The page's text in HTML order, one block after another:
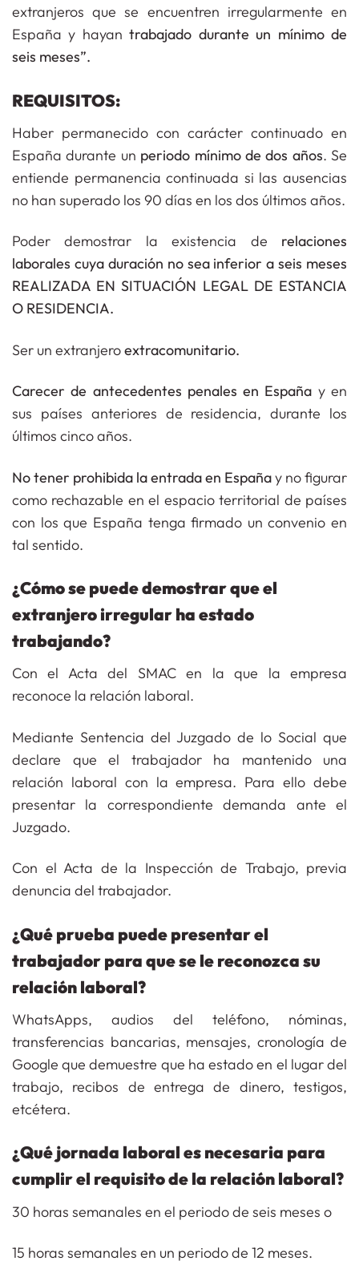
extranjeros que se encuentren irregularmente en
España y hayantrabajado durante un mínimo de
seis meses”.
REQUISITOS:
Haber permanecido con carácter continuado en
España durante un periodo mínimo de dos años. Se
entiende permanencia continuada si las ausencias
no han superado los 90 días en los dos últimos años.
Poder demostrar la existencia de relaciones
laborales cuya duración no sea inferior a seis meses
REALIZADA EN SITUACIÓN LEGAL DE ESTANCIA
O RESIDENCIA.
Ser un extranjeroextracomunitario.
Carecer de antecedentes penales en España y en
sus países anteriores de residencia, durante los
últimos cinco años.
No tener prohibida la entrada en Españay no figurar
como rechazable en el espacio territorial de países
con los que España tenga firmado un convenio en
tal sentido.
¿Cómo se puede demostrar que el
extranjero irregular ha estado
trabajando?
Con el Acta del SMAC en la que la empresa
reconoce la relación laboral.
Mediante Sentencia del Juzgado de lo Social que
declare que el trabajador ha mantenido una
relación laboral con la empresa. Para ello debe
presentar la correspondiente demanda ante el
Juzgado.
Con el Acta de la Inspección de Trabajo, previa
denuncia del trabajador.
¿Qué prueba puede presentar el
trabajador para que se le reconozca su
relación laboral?
WhatsApps, audios del teléfono, nóminas,
transferencias bancarias, mensajes, cronología de
Google que demuestre que ha estado en el lugar del
trabajo, recibos de entrega de dinero, testigos,
etcétera.
¿Qué jornada laboral es necesaria para
cumplir el requisito de la relación laboral?
30 horas semanales en el periodo de seis meses o
15 horas semanales en un periodo de 12 meses.